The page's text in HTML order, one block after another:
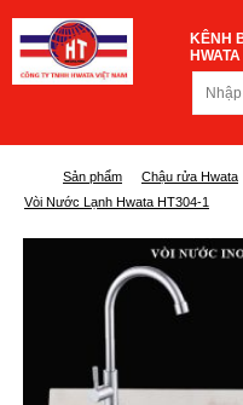
KÊNH
HWATA
Sản phẩm Chậu rửa Hwata
Vòi Nước Lạnh Hwata HT304-1